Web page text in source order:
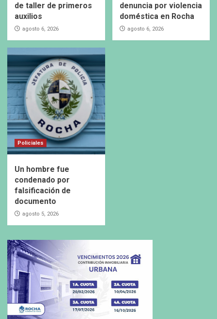
de taller de primeros
auxilios
agosto 6, 2026
denuncia por violencia
doméstica en Rocha
agosto 6, 2026
Policiales
Un hombre fue
condenado por
falsificación de
documento
agosto 5, 2026